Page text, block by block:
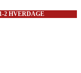
2 HVERDAGE